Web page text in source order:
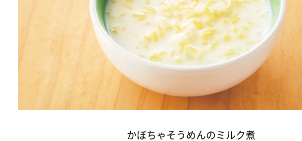
かぼちゃそうめんのミルク煮